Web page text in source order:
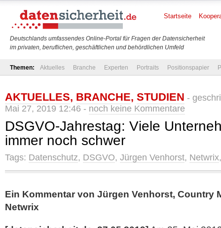
Deutschlands umfassendes Online-Portal für Fragen der Datensicherheit
im privaten, beruflichen, geschäftlichen und behördlichen Umfeld
Startseite
Themen: Aktuelles Branche Experten Portraits Positionspapier
AKTUELLES, BRANCHE, STUDIEN -
Mai 27, 2019 12:46 - noch keine Kommentare
DSGVO-Jahrestag: Viele
immer noch schwer
Tags: Datenschutz, DSGVO, Jürgen Venhorst, Netwrix
Ein Kommentar von Jürgen Venhorst, Country
Netwrix